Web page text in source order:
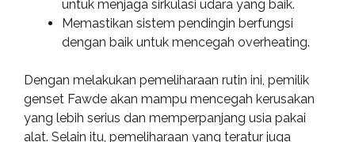
untuk menjaga sirkulasi udara yang baik.
Memastikan sistem pendingin berfungsi
dengan baik untuk mencegah overheating.
Dengan melakukan pemeliharaan rutin ini, pemilik
genset Fawde akan mampu mencegah kerusakan
yang lebih serius dan memperpanjang usia pakai
alat. Selain itu, pemeliharaan yang teratur juga